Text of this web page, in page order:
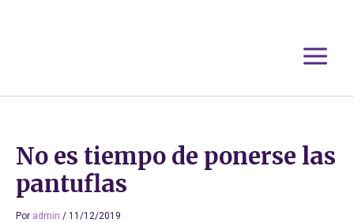
No es tiempo de ponerse las
pantuflas
Por admin / 11/12/2019